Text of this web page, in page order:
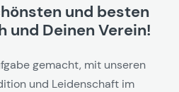
und besten
und Deinen Verein!
gemacht, mit unseren
und Leidenschaft im